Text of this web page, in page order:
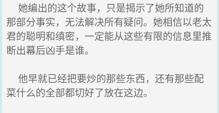
她编出的这个故事，只是揭示了她所知道的
那部分事实，无法解决所有疑问。她相信以老太
君的聪明和缜密，一定能从这些有限的信息里推
断出幕后凶手是谁。
他早就已经把要炒的那些东西，还有那些配
菜什么的全部都切好了放在这边。